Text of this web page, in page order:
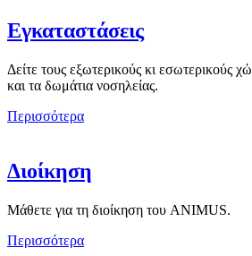
Εγκαταστάσεις
Δείτε τους εξωτερικούς κι εσωτερικούς
και τα δωμάτια νοσηλείας.
Περισσότερα
Διοίκηση
Μάθετε για τη διοίκηση του ANIMUS.
Περισσότερα